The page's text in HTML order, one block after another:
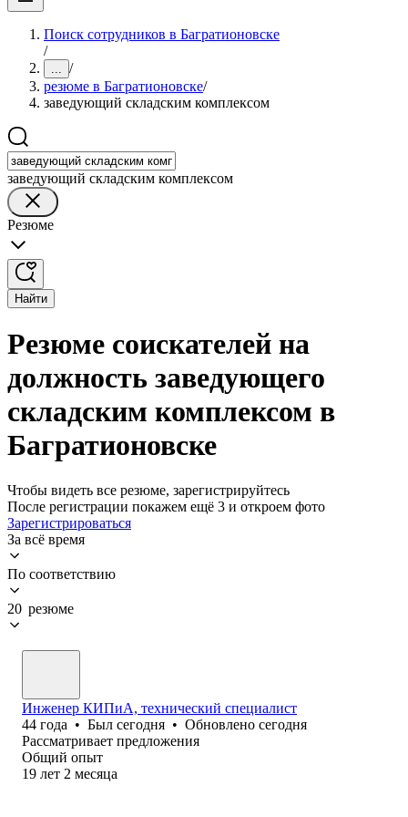
Поиск сотрудников в Багратионовске
/
... /
резюме в Багратионовске/
заведующий складским комплексом
заведующий складским комплексом
Резюме
Найти
Резюме соискателей на
должность заведующего
складским комплексом в
Багратионовске
Чтобы видеть все резюме, зарегистрируйтесь
После регистрации покажем ещё 3 и откроем фото
Зарегистрироваться
За всё время
По соответствию
20 резюме
Инженер КИПиА, технический специалист
44 года • Был сегодня • Обновлено сегодня
Рассматривает предложения
Общий опыт
19 лет 2 месяца